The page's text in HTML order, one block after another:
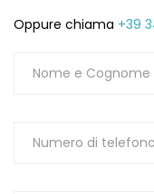
Oppure chiama +39